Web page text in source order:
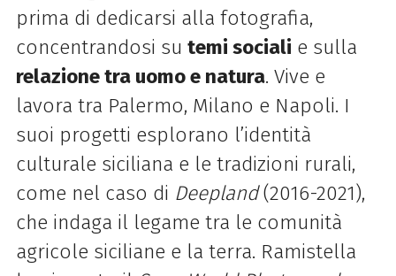
prima di dedicarsi alla fotografia,
concentrandosi su temi sociali e sulla
relazione tra uomo e natura. Vive e
lavora tra Palermo, Milano e Napoli. I
suoi progetti esplorano l’identità
culturale siciliana e le tradizioni rurali,
come nel caso di Deepland(2016-2021),
che indaga il legame tra le comunità
agricole siciliane e la terra. Ramistella